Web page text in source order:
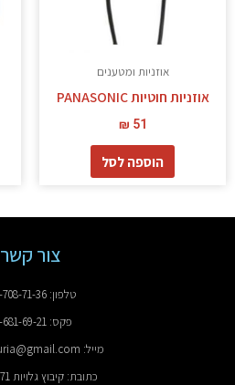
אוזניות ומטענים
אוזניות חוטיות PANASONIC
₪ 51
הוספה לסל
צור קשר
טלפון: 074-708-71-36
פקס: 03-681-69-21
מייל: hatamburia@gmail.com
כתובת: קיבוץ גלויות 71, תל אביב